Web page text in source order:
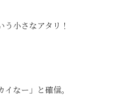
小さなアタリ！
なー」と確信。